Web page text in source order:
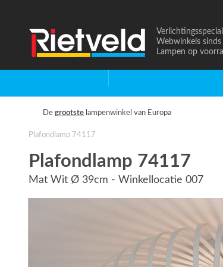
Naar
de
Webwinkels
Lampen op
De grootste lampenwinkel van Europa
Plafondlamp 74117
Plafondlamp 74117
Mat Wit Ø 39cm - Winkellocatie 007